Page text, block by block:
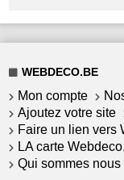
WEBDECO.BE
Mon compte
Ajoutez votre site
Faire un lien vers
LA carte
Qui sommes nous